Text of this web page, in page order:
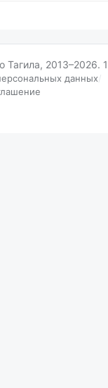
Тагила, 2013–2026.
данных/